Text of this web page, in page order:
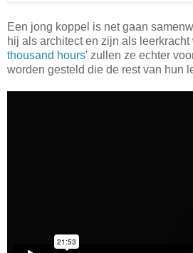
Een jong koppel is net gaan
hij als architect en zijn als leerkracht
thousand hours' zullen ze echter
worden gesteld die de rest van hun